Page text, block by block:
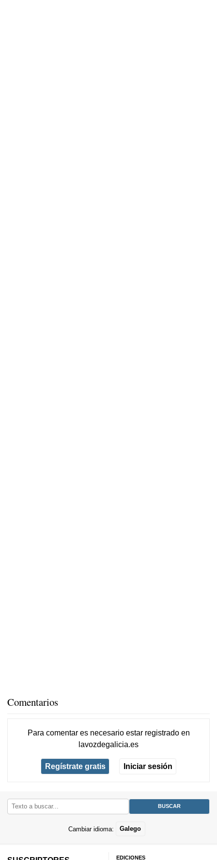
Comentarios
Para comentar es necesario estar registradoen
lavozdegalicia.es
Regístrate gratis Iniciar sesión
Cambiar idioma: Galego
EDICIONES